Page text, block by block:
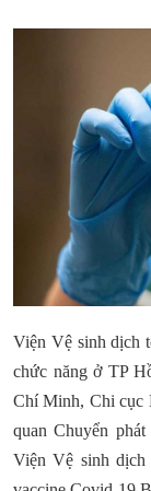
Viện Vệ sinh dịch
chức năng ở TP
Chí Minh, Chi cục
quan Chuyển
Viện Vệ sinh dịch